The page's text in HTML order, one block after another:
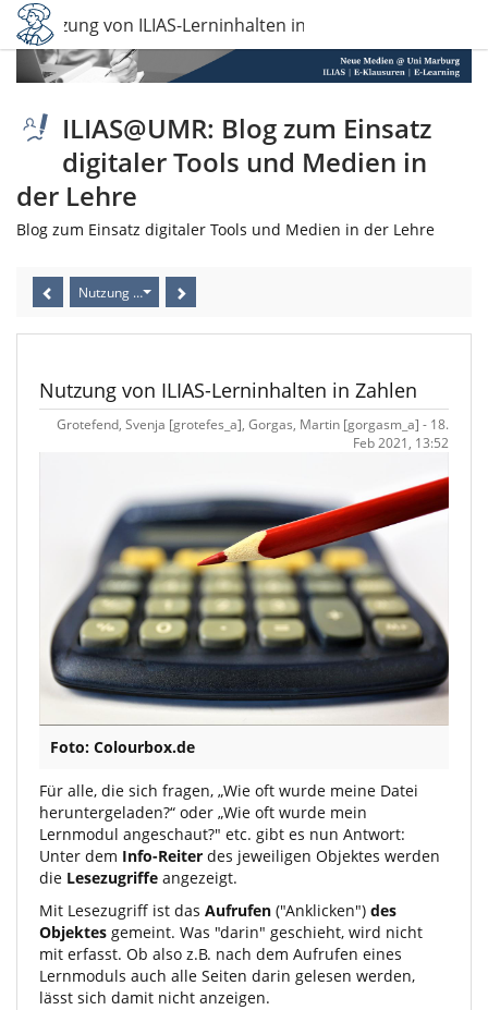
Nutzung von ILIAS-Lerninhalten in Zahlen
ILIAS@UMR: Blog zum Einsatz
digitaler Tools und Medien in
der Lehre
Blog zum Einsatz digitaler Tools und Medien in der Lehre
Nutzung von ILIAS-Lerninhalten in Zahlen
Nutzung von ILIAS-Lerninhalten in Zahlen
Grotefend, Svenja [grotefes_a], Gorgas, Martin [gorgasm_a] - 18.
Feb 2021, 13:52
Foto: Colourbox.de
Für alle, die sich fragen, „Wie oft wurde meine Datei
heruntergeladen?“ oder „Wie oft wurde mein
Lernmodul angeschaut?" etc. gibt es nun Antwort:
Unter dem Info-Reiter des jeweiligen Objektes werden
die Lesezugriffe angezeigt.
Mit Lesezugriff ist das Aufrufen ("Anklicken") des
Objektes gemeint. Was "darin" geschieht, wird nicht
mit erfasst. Ob also z.B. nach dem Aufrufen eines
Lernmoduls auch alle Seiten darin gelesen werden,
lässt sich damit nicht anzeigen.